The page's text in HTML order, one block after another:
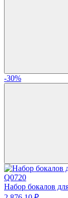
-30%
Q0720
Набор бокалов